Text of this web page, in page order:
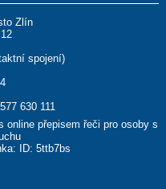
Zlín
spojení)
630 111
online přepisem řeči pro osoby s
ID: 5ttb7bs